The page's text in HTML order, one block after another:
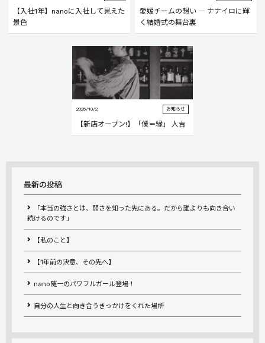
【入社1年】nanoに入社して見えた
景色
愛媛チームの想い ― ナナイロに輝
く結婚式の舞台裏
2025/10/2 お知らせ
【新店オープン!】「僕＝縁」 人吉
最新の投稿
「本当の強さとは、弱さを知った先にある。だから誰よりも向き合い
続けるのです」
【私のこと】
【1年前の決意、その先へ】
nano随一のパワフルガール登場！
自分の人生と向き合うきっかけをくれた場所